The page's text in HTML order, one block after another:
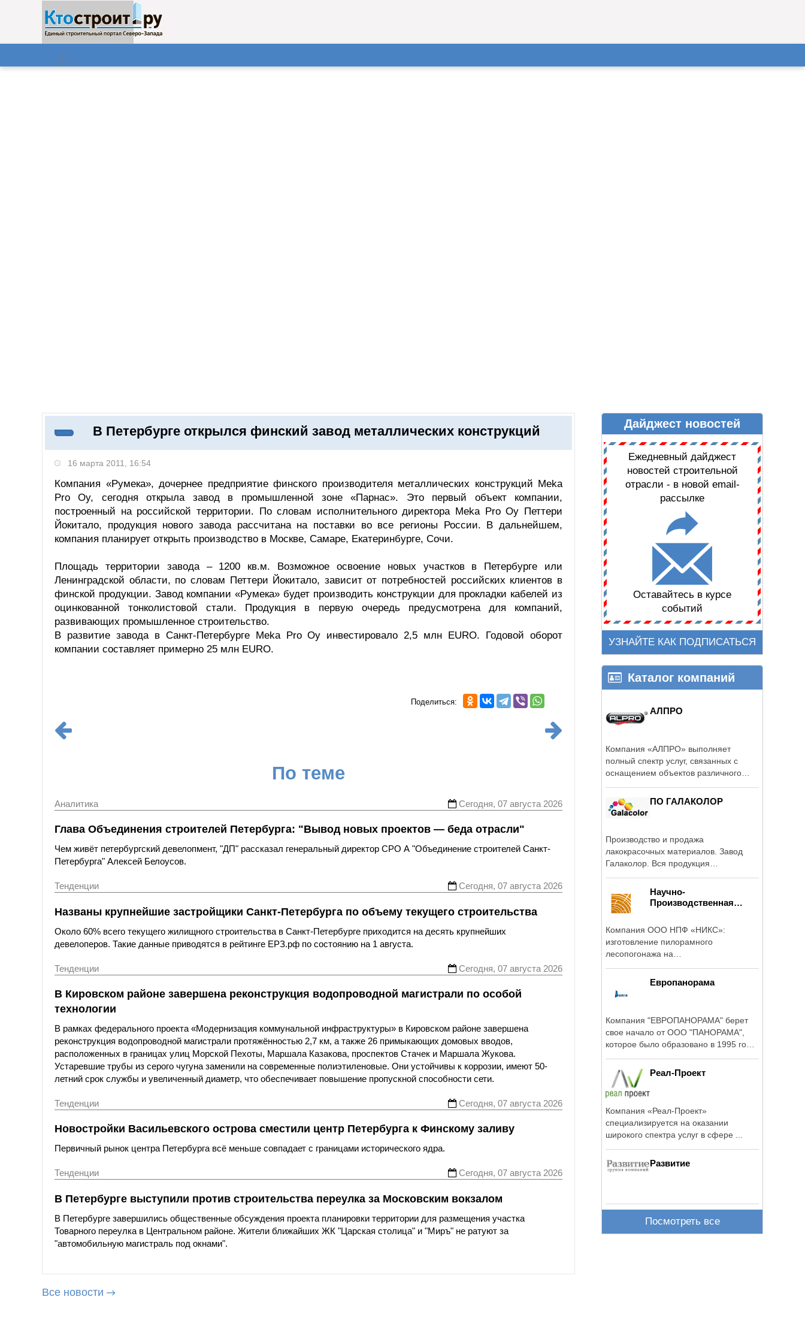
Поиск
ОНЛАЙН–ВЫСТАВКИ КЛЮЧЕВЫЕ ФИГУРЫ ДАЙДЖЕСТ НОВОСТЕЙ
В Петербурге открылся финский завод металлических конструкций
16 марта 2011, 16:54
Компания «Румека», дочернее предприятие финского производителя металлических конструкций Meka
Pro Oy, сегодня открыла завод в промышленной зоне «Парнас». Это первый объект компании,
построенный на российской территории. По словам исполнительного директора Meka Pro Oy Петтери
Йокитало, продукция нового завода рассчитана на поставки во все регионы России. В дальнейшем,
компания планирует открыть производство в Москве, Самаре, Екатеринбурге, Сочи.
Площадь территории завода – 1200 кв.м. Возможное освоение новых участков в Петербурге или
Ленинградской области, по словам Петтери Йокитало, зависит от потребностей российских клиентов в
финской продукции. Завод компании «Румека» будет производить конструкции для прокладки кабелей из
оцинкованной тонколистовой стали. Продукция в первую очередь предусмотрена для компаний,
развивающих промышленное строительство.
В развитие завода в Санкт-Петербурге Meka Pro Oy инвестировало 2,5 млн EURO. Годовой оборот
компании составляет примерно 25 млн EURO.
Поделиться:
По теме
Аналитика Сегодня, 07 августа 2026
Глава Объединения строителей Петербурга: "Вывод новых проектов — беда отрасли"
Чем живёт петербургский девелопмент, "ДП" рассказал генеральный директор СРО А "Объединение строителей Санкт-
Петербурга" Алексей Белоусов.
Тенденции Сегодня, 07 августа 2026
Названы крупнейшие застройщики Санкт-Петербурга по объему текущего строительства
Около 60% всего текущего жилищного строительства в Санкт-Петербурге приходится на десять крупнейших
девелоперов. Такие данные приводятся в рейтинге ЕРЗ.рф по состоянию на 1 августа.
Тенденции Сегодня, 07 августа 2026
В Кировском районе завершена реконструкция водопроводной магистрали по особой
технологии
В рамках федерального проекта «Модернизация коммунальной инфраструктуры» в Кировском районе завершена
реконструкция водопроводной магистрали протяжённостью 2,7 км, а также 26 примыкающих домовых вводов,
расположенных в границах улиц Морской Пехоты, Маршала Казакова, проспектов Стачек и Маршала Жукова.
Устаревшие трубы из серого чугуна заменили на современные полиэтиленовые. Они устойчивы к коррозии, имеют 50-
летний срок службы и увеличенный диаметр, что обеспечивает повышение пропускной способности сети.
Тенденции Сегодня, 07 августа 2026
Новостройки Васильевского острова сместили центр Петербурга к Финскому заливу
Первичный рынок центра Петербурга всё меньше совпадает с границами исторического ядра.
Тенденции Сегодня, 07 августа 2026
В Петербурге выступили против строительства переулка за Московским вокзалом
В Петербурге завершились общественные обсуждения проекта планировки территории для размещения участка
Товарного переулка в Центральном районе. Жители ближайших ЖК "Царская столица" и "Миръ" не ратуют за
"автомобильную магистраль под окнами".
Все новости
Дайджест новостей
Ежедневный дайджест
новостей строительной
отрасли - в новой email-
рассылке
Оставайтесь в курсе
событий
УЗНАЙТЕ КАК ПОДПИСАТЬСЯ
Каталог компаний
АЛПРО
Компания «АЛПРО» выполняет
полный спектр услуг, связанных с
оснащением объектов различного
ПО ГАЛАКОЛОР
Производство и продажа
лакокрасочных материалов. Завод
Галаколор. Вся продукция
Научно-
Производственная
Компания ООО НПФ «НИКС»:
изготовление пилорамного
лесопогонажа на
Европанорама
Компания "ЕВРОПАНОРАМА" берет
свое начало от ООО "ПАНОРАМА",
которое было образовано в 1995 году
Реал-Проект
Компания «Реал-Проект»
специализируется на оказании
широкого спектра услуг в сфере ...
Развитие
Посмотреть все